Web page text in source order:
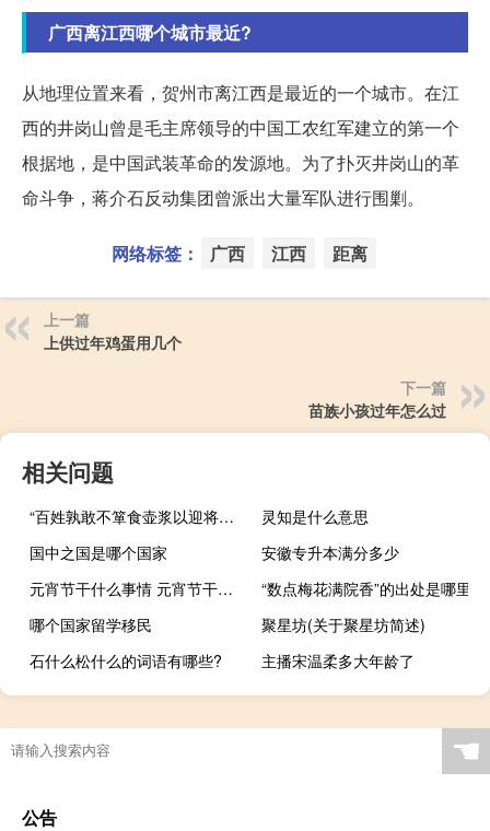
广西离江西哪个城市最近?
从地理位置来看，贺州市离江西是最近的一个城市。在江
西的井岗山曾是毛主席领导的中国工农红军建立的第一个
根据地，是中国武装革命的发源地。为了扑灭井岗山的革
命斗争，蒋介石反动集团曾派出大量军队进行围剿。
网络标签： 广西 江西 距离
上一篇
上供过年鸡蛋用几个
下一篇
苗族小孩过年怎么过
相关问题
“百姓孰敢不箪食壶浆以迎将军者乎”的出处是哪里
灵知是什么意思
国中之国是哪个国家
安徽专升本满分多少
元宵节干什么事情 元宵节干什么事情
“数点梅花满院香”的出处是哪里
哪个国家留学移民
聚星坊(关于聚星坊简述)
石什么松什么的词语有哪些?
主播宋温柔多大年龄了
☚
公告